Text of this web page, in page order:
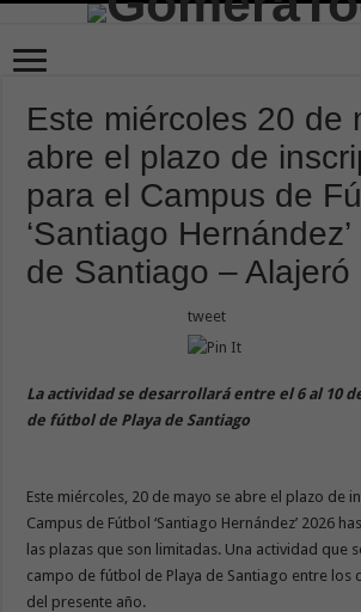
Este miércoles 20 de
abre el plazo de
para el Campus de
‘Santiago
de Santiago – Alajeró
tweet
La actividad se desarrollará entre el 6 al 10
de fútbol de Playa de Santiago
Este miércoles, 20 de mayo se abre el plazo de
Campus de Fútbol ‘Santiago Hernández’ 2026
las plazas que son limitadas. Una actividad que
campo de fútbol de Playa de Santiago entre los
del presente año.